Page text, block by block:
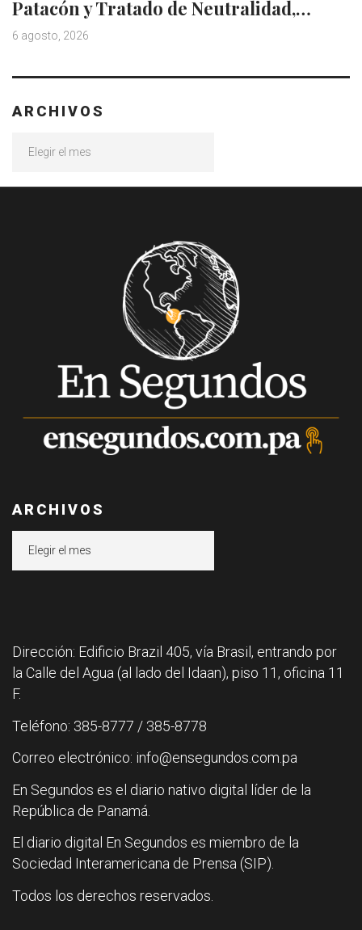
Patacón y Tratado de Neutralidad,…
6 agosto, 2026
ARCHIVOS
ARCHIVOS
Dirección: Edificio Brazil 405, vía Brasil, entrando por
la Calle del Agua (al lado del Idaan), piso 11, oficina 11
F.
Teléfono: 385-8777 / 385-8778
Correo electrónico: info@ensegundos.com.pa
En Segundos es el diario nativo digital líder de la
República de Panamá.
El diario digital En Segundos es miembro de la
Sociedad Interamericana de Prensa (SIP).
Todos los derechos reservados.